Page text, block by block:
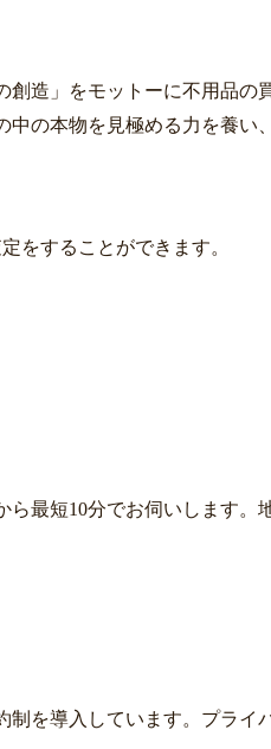
造」をモットーに不用品の
の本物を見極める力を養い
をすることができます。
最短10分でお伺いします。
を導入しています。プライ